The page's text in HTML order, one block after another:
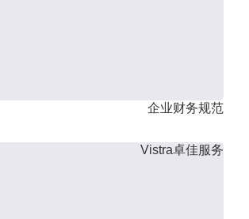
企业财务规范
Vistra卓佳服务